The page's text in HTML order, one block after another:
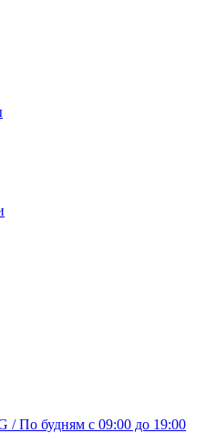
/ По будням c 09:00 до 19:00